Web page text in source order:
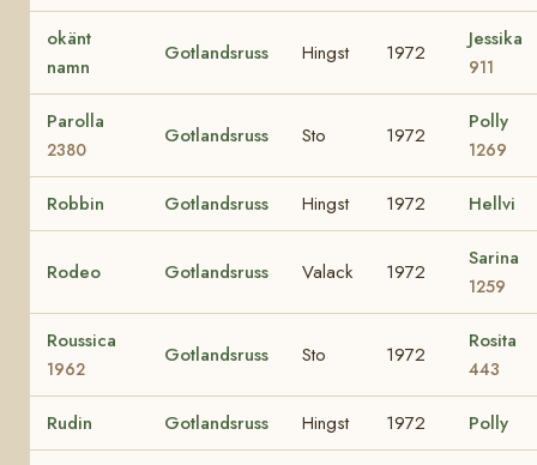
okänt
namn
Gotlandsruss Hingst 1972
Jessika
911
Parolla
2380
Gotlandsruss Sto 1972
Polly
1269
Robbin Gotlandsruss Hingst 1972 Hellvi
Rodeo Gotlandsruss Valack 1972
Sarina
1259
Roussica
1962
Gotlandsruss Sto 1972
Rosita
443
Rudin Gotlandsruss Hingst 1972 Polly